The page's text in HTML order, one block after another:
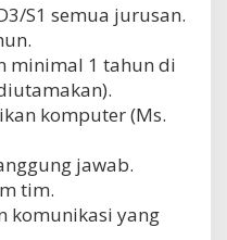
S1 semua jurusan.
minimal 1 tahun di
komputer (Ms.
jawab.
tim.
komunikasi yang